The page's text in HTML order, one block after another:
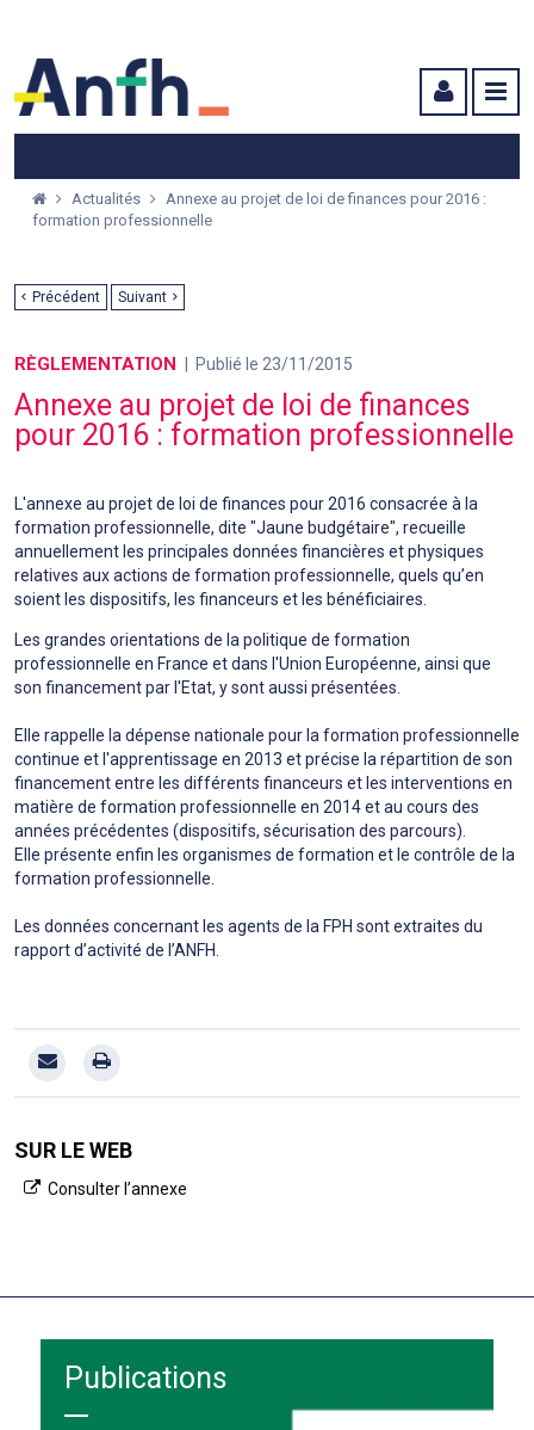
Actualités
Annexe au projet de loi de finances pour 2016 :
formation professionnelle
Précédent Suivant
RÈGLEMENTATION Publié le 23/11/2015
Annexe au projet de loi de finances
pour 2016 : formation professionnelle
L'annexe au projet de loi de finances pour 2016 consacrée à la
formation professionnelle, dite "Jaune budgétaire", recueille
annuellement les principales données financières et physiques
relatives aux actions de formation professionnelle, quels qu’en
soient les dispositifs, les financeurs et les bénéficiaires.
Les grandes orientations de la politique de formation
professionnelle en France et dans l'Union Européenne, ainsi que
son financement par l'Etat, y sont aussi présentées.
Elle rappelle la dépense nationale pour la formation professionnelle
continue et l'apprentissage en 2013 et précise la répartition de son
financement entre les différents financeurs et les interventions en
matière de formation professionnelle en 2014 et au cours des
années précédentes (dispositifs, sécurisation des parcours).
Elle présente enfin les organismes de formation et le contrôle de la
formation professionnelle.
Les données concernant les agents de la FPH sont extraites du
rapport d’activité de l’ANFH.
SUR LE WEB
Consulter l’annexe
Publications